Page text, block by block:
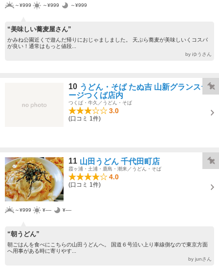
～¥999 ～¥999 ～¥999
“美味しい蕎麦屋さん”
かみね公園近くで遊んだ帰りにおじゃましました。 天ぷら蕎麦が美味しいくコスパ
が良い！通常はもっと値段...
by ゆうさん
10 うどん・そば たぬ吉 山新グランステ
ージつくば店内
つくば・牛久／うどん・そば
3.0
(口コミ 1件)
11 山田うどん 千代田町店
霞ヶ浦・土浦・鹿島・潮来／うどん・そば
4.0
(口コミ 1件)
～¥999 ¥---- ¥----
“朝うどん”
朝ごはんを食べにこちらの山田うどんへ。 国道６号沿い上り車線側なので東京方面
へ用事がある時に寄りやす...
by junさん